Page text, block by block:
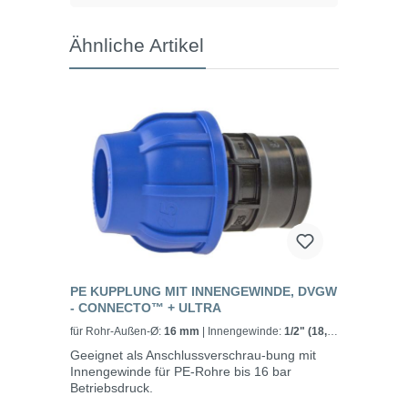
Ähnliche Artikel
PE KUPPLUNG MIT INNENGEWINDE, DVGW
- CONNECTO™ + ULTRA
für Rohr-Außen-Ø: 16 mm | Innengewinde: 1/2" (18,7
Geeignet als Anschlussverschrau-bung mit
Innengewinde für PE-Rohre bis 16 bar
Betriebsdruck.